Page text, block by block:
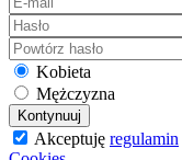
Kobieta
Mężczyzna
Kontynuuj
Akceptuję regulamin